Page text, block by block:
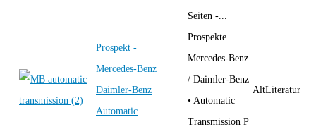
Seiten -...
Prospekt -
Mercedes-Benz
Daimler-Benz
Automatic
Prospekte
Mercedes-Benz
/ Daimler-Benz
• Automatic
Transmission P
AltLiteratur